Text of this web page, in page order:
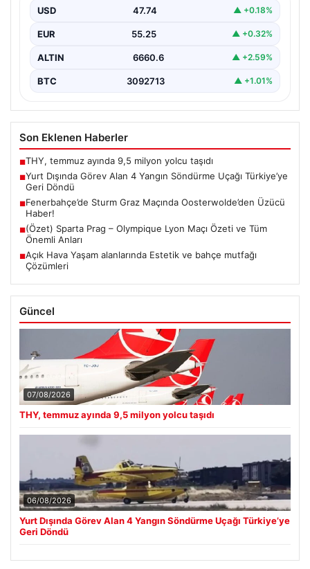
göre, yaz boyunca İspanya ve Fransa’da çıkan orman…
USD 47.74 ▲ +0.18%
EUR 55.25 ▲ +0.32%
ALTIN 6660.6 ▲ +2.59%
BTC 3092713 ▲ +1.01%
Son Eklenen Haberler
■THY, temmuz ayında 9,5 milyon yolcu taşıdı
■Yurt Dışında Görev Alan 4 Yangın Söndürme Uçağı Türkiye’ye
Geri Döndü
■Fenerbahçe’de Sturm Graz Maçında Oosterwolde’den Üzücü
Haber!
■(Özet) Sparta Prag – Olympique Lyon Maçı Özeti ve Tüm
Önemli Anları
■Açık Hava Yaşam alanlarında Estetik ve bahçe mutfağı
Çözümleri
Güncel
07/08/2026
THY, temmuz ayında 9,5 milyon yolcu taşıdı
06/08/2026
Yurt Dışında Görev Alan 4 Yangın Söndürme Uçağı Türkiye’ye
Geri Döndü